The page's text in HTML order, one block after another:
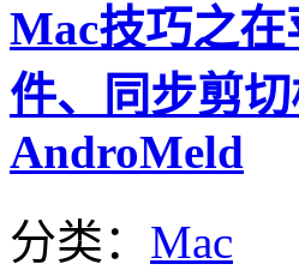
Mac技巧之
件、同步剪
AndroMeld
分类： Mac